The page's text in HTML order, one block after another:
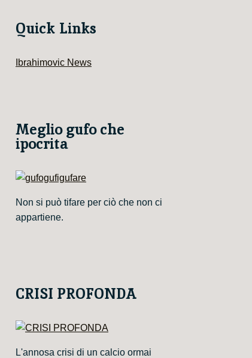
Quick Links
Ibrahimovic News
Meglio gufo che
ipocrita
Non si può tifare per ciò che non ci
appartiene.
CRISI PROFONDA
L'annosa crisi di un calcio ormai